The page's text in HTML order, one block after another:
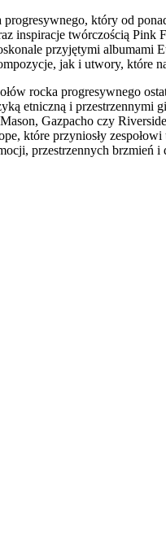
który od
inspiracje twórczością
przyjętymi
jak i utwory, które
rocka progresywnego
etniczną i przestrzennymi
Gazpacho czy
które przyniosły
przestrzennych brzmień